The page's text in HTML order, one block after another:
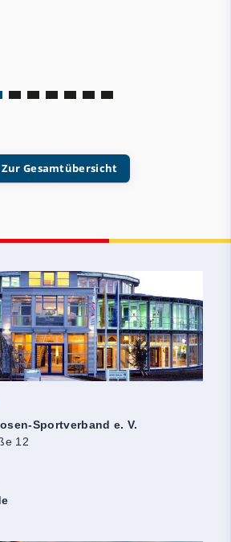
Zur Gesamtübersicht
Sportverband e. V.
12